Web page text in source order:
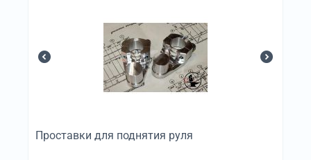
Проставки для поднятия руля